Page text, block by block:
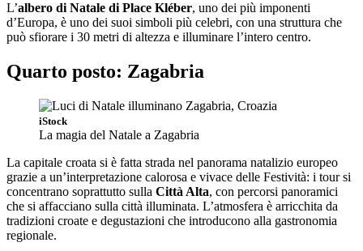
L’albero di Natale di Place Kléber, uno dei più imponenti
d’Europa, è uno dei suoi simboli più celebri, con una struttura che
può sfiorare i 30 metri di altezza e illuminare l’intero centro.
Quarto posto: Zagabria
iStock
La magia del Natale a Zagabria
La capitale croata si è fatta strada nel panorama natalizio europeo
grazie a un’interpretazione calorosa e vivace delle Festività: i tour si
concentrano soprattutto sulla Città Alta, con percorsi panoramici
che si affacciano sulla città illuminata. L’atmosfera è arricchita da
tradizioni croate e degustazioni che introducono alla gastronomia
regionale.